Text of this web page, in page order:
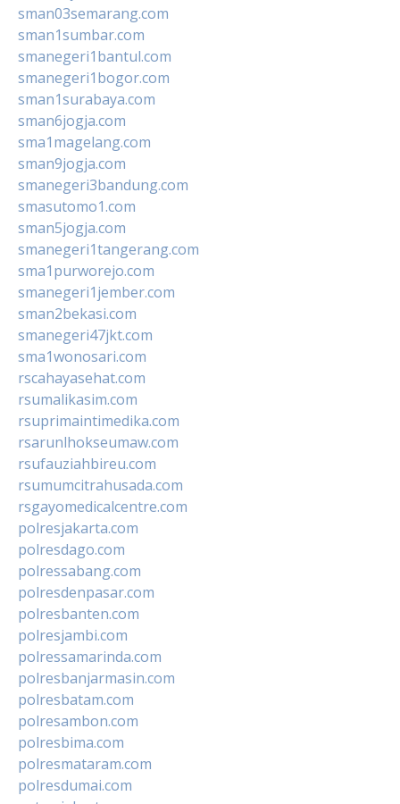
sman03semarang.com
sman1sumbar.com
smanegeri1bantul.com
smanegeri1bogor.com
sman1surabaya.com
sman6jogja.com
sma1magelang.com
sman9jogja.com
smanegeri3bandung.com
smasutomo1.com
sman5jogja.com
smanegeri1tangerang.com
sma1purworejo.com
smanegeri1jember.com
sman2bekasi.com
smanegeri47jkt.com
sma1wonosari.com
rscahayasehat.com
rsumalikasim.com
rsuprimaintimedika.com
rsarunlhokseumaw.com
rsufauziahbireu.com
rsumumcitrahusada.com
rsgayomedicalcentre.com
polresjakarta.com
polresdago.com
polressabang.com
polresdenpasar.com
polresbanten.com
polresjambi.com
polressamarinda.com
polresbanjarmasin.com
polresbatam.com
polresambon.com
polresbima.com
polresmataram.com
polresdumai.com